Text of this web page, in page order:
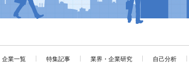
企業一覧 特集記事 業界・企業研究 自己分析